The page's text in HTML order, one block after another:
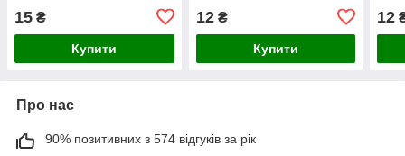
15 ₴
Купити
12₴
Купити
12
Про нас
90% позитивних з 574 відгуків за рік